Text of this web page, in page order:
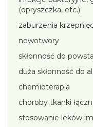
(opryszczka, etc.)
zaburzenia
nowotwory
skłonność do
duża skłonność do
chemioterapia
choroby tkanki
stosowanie leków